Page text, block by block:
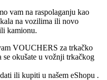
vam na raspolaganju kao
na vozilima ili novo
kamionu.
VOUCHERS za trkačko
se okušate u vožnji trkačkog
ili kupiti u našem eShopu .